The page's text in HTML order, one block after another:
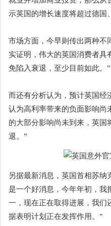
示英国的增长速度将超过德国
市场方面，今早则传出两种不
实证明，伟大的英国消费者具
免陷入衰退，至少目前如此。”
而还有分析认为，预计英国经
认为高利率带来的负面影响尚
的大部分影响尚未到来，英国
退。”
另据最新消息，英国首相苏纳
是一个好消息，今年年初，我
一，现在正在取得进展，我们
据表明计划正在发挥作用。”